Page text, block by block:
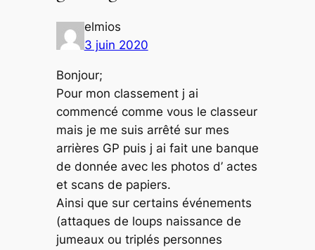
elmios
3 juin 2020
Bonjour;
Pour mon classement j ai
commencé comme vous le classeur
mais je me suis arrêté sur mes
arrières GP puis j ai fait une banque
de donnée avec les photos d’ actes
et scans de papiers.
Ainsi que sur certains événements
(attaques de loups naissance de
jumeaux ou triplés personnes